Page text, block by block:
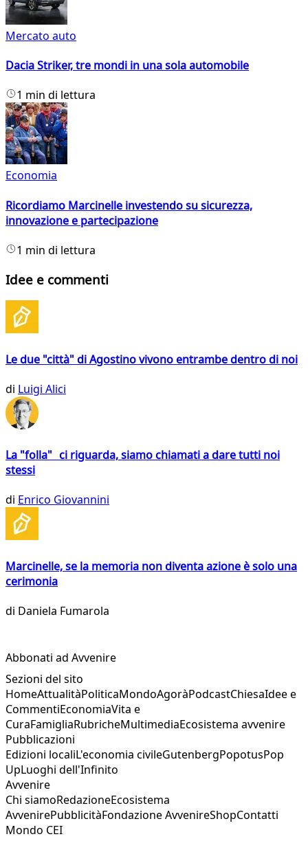
Mercato auto
Dacia Striker, tre mondi in una sola automobile
1 min di lettura
Economia
Ricordiamo Marcinelle investendo su sicurezza,
innovazione e partecipazione
1 min di lettura
Idee e commenti
Le due "città" di Agostino vivono entrambe dentro di noi
di Luigi Alici
La "folla" ci riguarda, siamo chiamati a dare tutti noi
stessi
di Enrico Giovannini
Marcinelle, se la memoria non diventa azione è solo una
cerimonia
di Daniela Fumarola
Abbonati ad Avvenire
Sezioni del sito
HomeAttualitàPoliticaMondoAgoràPodcastChiesaIdee e
CommentiEconomiaVita e
CuraFamigliaRubricheMultimediaEcosistema avvenire
Pubblicazioni
Edizioni localiL'economia civileGutenbergPopotusPop
UpLuoghi dell'Infinito
Avvenire
Chi siamoRedazioneEcosistema
AvvenirePubblicitàFondazione AvvenireShopContatti
Mondo CEI